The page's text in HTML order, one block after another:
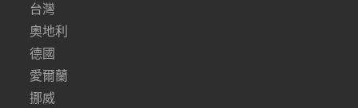
台灣
奧地利
德國
愛爾蘭
挪威